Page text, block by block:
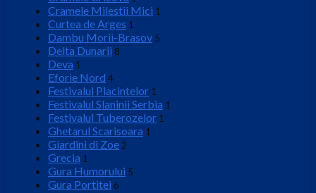
Cramele Milestii Mici 1
Curtea de Arges 1
Dambu Morii-Brasov 5
Delta Dunarii 8
Deva 1
Eforie Nord 4
Festivalul Placintelor 1
Festivalul Slaninii Serbia 1
Festivalul Tuberozelor 1
Ghetarul Scarisoara 1
Giardini di Zoe 2
Grecia 1
Gura Humorului 5
Gura Portitei 6